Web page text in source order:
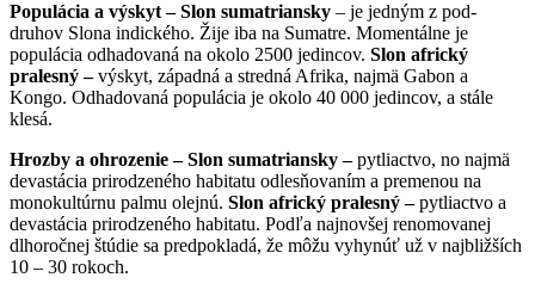
Populácia a výskyt – Slon sumatriansky – je jedným z pod-
druhov Slona indického. Žije iba na Sumatre. Momentálne je
populácia odhadovaná na okolo 2500 jedincov. Slon africký
pralesný–výskyt, západná a stredná Afrika, najmä Gabon a
Kongo. Odhadovaná populácia je okolo 40 000 jedincov, a stále
klesá.
Hrozby a ohrozenie –Slon sumatriansky–pytliactvo, no najmä
devastácia prirodzeného habitatu odlesňovaním a premenou na
monokultúrnu palmu olejnú. Slon africký pralesný–pytliactvo a
devastácia prirodzeného habitatu. Podľa najnovšej renomovanej
dlhoročnej štúdie sa predpokladá, že môžu vyhynúť už v najbližších
10 – 30 rokoch.